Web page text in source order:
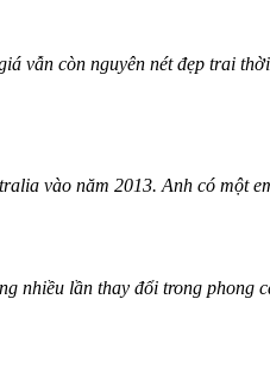
vẫn còn nguyên nét đẹp trai
vào năm 2013. Anh có một
nhiều lần thay đổi trong